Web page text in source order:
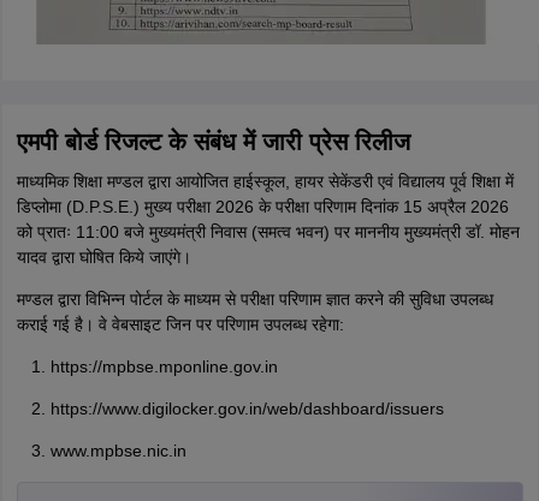
एमपी बोर्ड रिजल्ट के संबंध में जारी प्रेस रिलीज
माध्यमिक शिक्षा मण्डल द्वारा आयोजित हाईस्कूल, हायर सेकेंडरी एवं विद्यालय पूर्व शिक्षा में
डिप्लोमा (D.P.S.E.) मुख्य परीक्षा 2026 के परीक्षा परिणाम दिनांक 15 अप्रैल 2026
को प्रातः 11:00 बजे मुख्यमंत्री निवास (समत्व भवन) पर माननीय मुख्यमंत्री डॉ. मोहन
यादव द्वारा घोषित किये जाएंगे।
मण्डल द्वारा विभिन्न पोर्टल के माध्यम से परीक्षा परिणाम ज्ञात करने की सुविधा उपलब्ध
कराई गई है। वे वेबसाइट जिन पर परिणाम उपलब्ध रहेगा:
https://mpbse.mponline.gov.in
https://www.digilocker.gov.in/web/dashboard/issuers
www.mpbse.nic.in